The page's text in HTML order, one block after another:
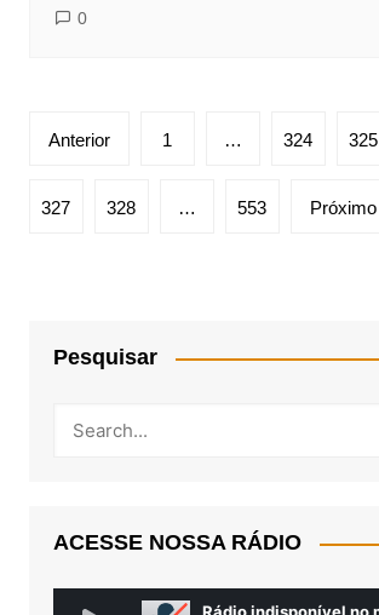
0
Paginação
posts
Anterior 1 … 324 325
327 328 … 553 Próximo
Pesquisar
ACESSE NOSSA RÁDIO